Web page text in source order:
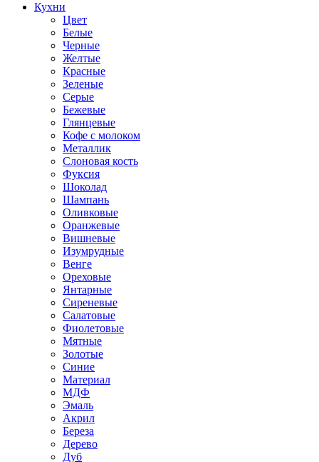
Кухни
Цвет
Белые
Черные
Желтые
Красные
Зеленые
Серые
Бежевые
Глянцевые
Кофе с молоком
Металлик
Слоновая кость
Фуксия
Шоколад
Шампань
Оливковые
Оранжевые
Вишневые
Изумрудные
Венге
Ореховые
Янтарные
Сиреневые
Салатовые
Фиолетовые
Мятные
Золотые
Синие
Материал
МДФ
Эмаль
Акрил
Береза
Дерево
Дуб